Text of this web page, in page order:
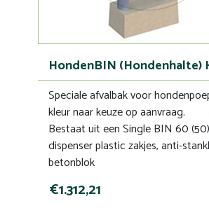
HondenBIN (Hondenhalte)
Speciale afvalbak voor
kleur naar keuze op aanvraag.
Bestaat uit een Single BIN 60
dispenser plastic zakjes, anti-
betonblok
€1.312,21